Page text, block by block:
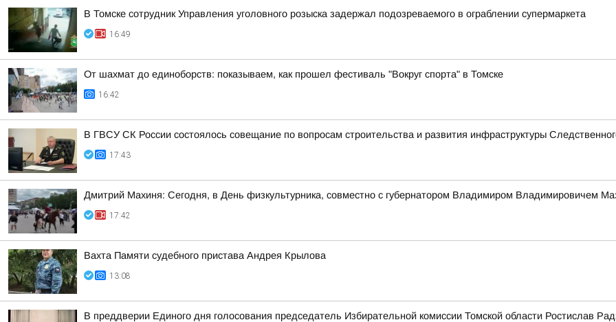
В Томске сотрудник Управления уголовного розыска задержал подозреваемого в ограблении супермаркета
16:49
От шахмат до единоборств: показываем, как прошел фестиваль "Вокруг спорта" в Томске
16:42
В ГВСУ СК России состоялось совещание по вопросам строительства и развития инфраструктуры
17:43
Дмитрий Махиня: Сегодня, в День физкультурника, совместно с губернатором Владимиром Владимировичем
17:42
Вахта Памяти судебного пристава Андрея Крылова
13:08
В преддверии Единого дня голосования председатель Избирательной комиссии Томской области Ростислав